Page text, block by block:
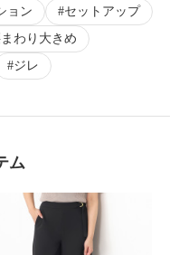
ョン
セットアップ
わり大きめ
ジレ
ム